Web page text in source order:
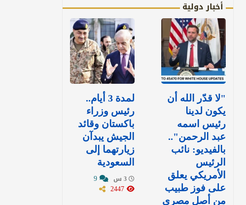
أخبار دولية
"لا قدّر الله أن
يكون لدينا
رئيس اسمه
عبد الرحمن"..
بالفيديو: نائب
الرئيس
الأمريكي يعلق
على فوز طبيب
من أصل مصري
لمدة 3 أيام..
رئيس وزراء
باكستان وقائد
الجيش يبدآن
زيارتهما إلى
السعودية